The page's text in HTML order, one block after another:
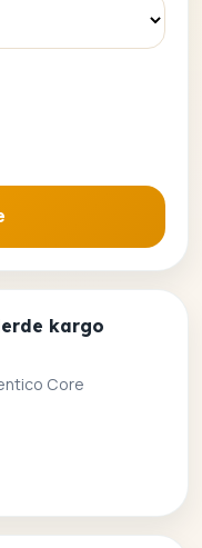
kargo
Core